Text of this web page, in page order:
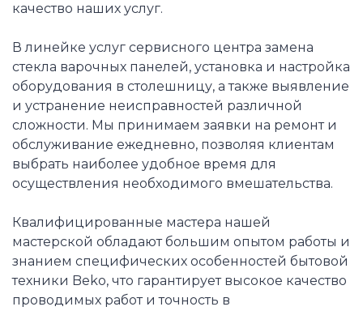
качество наших услуг.
В линейке услуг сервисного центра замена
стекла варочных панелей, установка и настройка
оборудования в столешницу, а также выявление
и устранение неисправностей различной
сложности. Мы принимаем заявки на ремонт и
обслуживание ежедневно, позволяя клиентам
выбрать наиболее удобное время для
осуществления необходимого вмешательства.
Квалифицированные мастера нашей
мастерской обладают большим опытом работы и
знанием специфических особенностей бытовой
техники Beko, что гарантирует высокое качество
проводимых работ и точность в